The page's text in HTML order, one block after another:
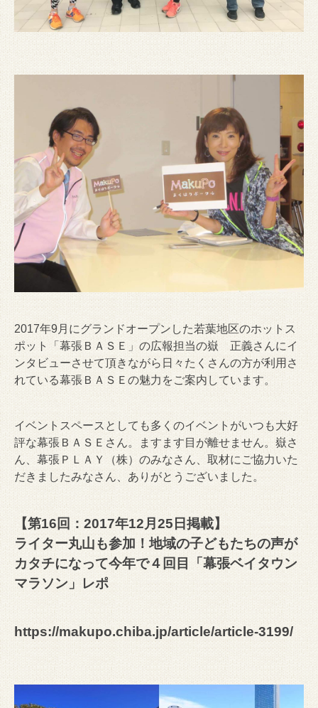
2017年9月にグランドオープンした若葉地区のホットス
ポット「幕張ＢＡＳＥ」の広報担当の嶽 正義さんにイ
ンタビューさせて頂きながら日々たくさんの方が利用さ
れている幕張ＢＡＳＥの魅力をご案内しています。
イベントスペースとしても多くのイベントがいつも大好
評な幕張ＢＡＳＥさん。ますます目が離せません。嶽さ
ん、幕張ＰＬＡＹ（株）のみなさん、取材にご協力いた
だきましたみなさん、ありがとうございました。
【第16回：2017年12月25日掲載】
ライター丸山も参加！地域の子どもたちの声が
カタチになって今年で４回目「幕張ベイタウン
マラソン」レポ
https://makupo.chiba.jp/article/article-3199/